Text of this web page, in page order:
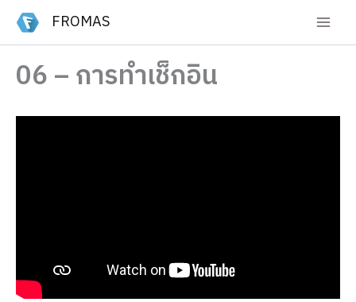
content
FROMAS
06 – การทำเช็กอิน